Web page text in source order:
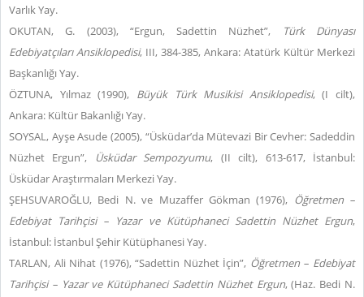
Varlık Yay.
OKUTAN, G. (2003), “Ergun, Sadettin Nüzhet”,
Türk Dünyası
Edebiyatçıları Ansiklopedisi, III, 384-385, Ankara: Atatürk Kültür Merkezi
Başkanlığı Yay.
ÖZTUNA, Yılmaz (1990), Büyük Türk Musikisi Ansiklopedisi, (I cilt),
Ankara: Kültür Bakanlığı Yay.
SOYSAL, Ayşe Asude (2005), “Üsküdar’da Mütevazi Bir Cevher: Sadeddin
Nüzhet Ergun”,
Üsküdar Sempozyumu, (II cilt), 613-617, İstanbul:
Üsküdar Araştırmaları Merkezi Yay.
ŞEHSUVAROĞLU, Bedi N. ve Muzaffer Gökman (1976), Öğretmen –
Edebiyat Tarihçisi – Yazar ve Kütüphaneci Sadettin Nüzhet Ergun,
İstanbul: İstanbul Şehir Kütüphanesi Yay.
TARLAN, Ali Nihat (1976), “Sadettin Nüzhet İçin”, Öğretmen – Edebiyat
Tarihçisi – Yazar ve Kütüphaneci Sadettin Nüzhet Ergun, (Haz. Bedi N.